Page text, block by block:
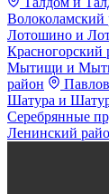
Волоколамский
Лотошино и
Красногорский
Мытищи и
район
Шатура и
Серебрянные
Ленинский